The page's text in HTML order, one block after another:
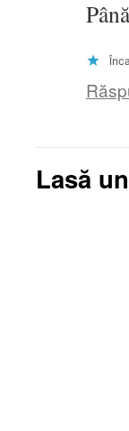
Lasă